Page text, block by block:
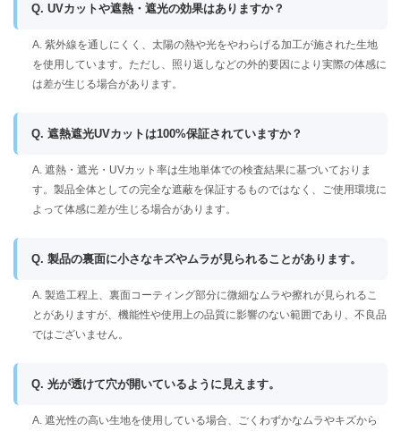
Q. UVカットや遮熱・遮光の効果はありますか？
A. 紫外線を通しにくく、太陽の熱や光をやわらげる加工が施された生地
を使用しています。ただし、照り返しなどの外的要因により実際の体感に
は差が生じる場合があります。
Q. 遮熱遮光UVカットは100%保証されていますか？
A. 遮熱・遮光・UVカット率は生地単体での検査結果に基づいておりま
す。製品全体としての完全な遮蔽を保証するものではなく、ご使用環境に
よって体感に差が生じる場合があります。
Q. 製品の裏面に小さなキズやムラが見られることがあります。
A. 製造工程上、裏面コーティング部分に微細なムラや擦れが見られるこ
とがありますが、機能性や使用上の品質に影響のない範囲であり、不良品
ではございません。
Q. 光が透けて穴が開いているように見えます。
A. 遮光性の高い生地を使用している場合、ごくわずかなムラやキズから